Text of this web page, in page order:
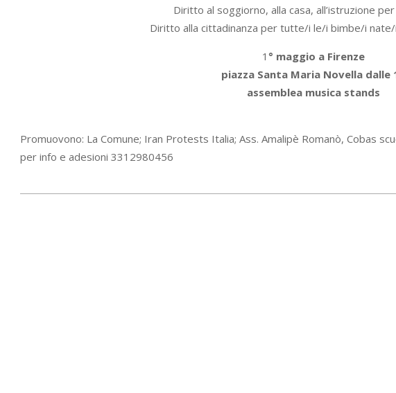
Diritto al soggiorno, alla casa, all’istruzione
Diritto alla cittadinanza per tutte/i le/i bimbe/i
1 ° maggio a Firenze
piazza Santa Maria Novella dalle
assemblea musica stands
Promuovono: La Comune; Iran Protests Italia; Ass. Amalipè Romanò, Cobas
per info e adesioni 3312980456